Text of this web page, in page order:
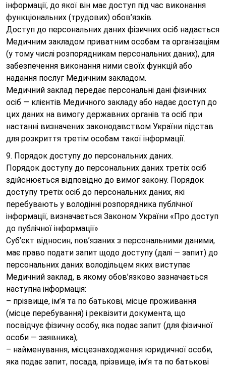
інформації, до якої він має доступ під час виконання
функціональних (трудових) обов’язків.
Доступ до персональних даних фізичних осіб надається
Медичним закладом приватним особам та організаціям
(у тому числі розпорядникам персональних даних), для
забезпечення виконання ними своїх функцій або
надання послуг Медичним закладом.
Медичний заклад передає персональні дані фізичних
осіб — клієнтів Медичного закладу або надає доступ до
цих даних на вимогу державних органів та осіб при
настанні визначених законодавством України підстав
для розкриття третім особам такої інформації.
9. Порядок доступу до персональних даних.
Порядок доступу до персональних даних третіх осіб
здійснюється відповідно до вимог закону. Порядок
доступу третіх осіб до персональних даних, які
перебувають у володінні розпорядника публічної
інформації, визначається Законом України «Про доступ
до публічної інформації»
Суб’єкт відносин, пов’язаних з персональними даними,
має право подати запит щодо доступу (далі — запит) до
персональних даних володільцем яких виступає
Медичний заклад, в якому обов’язково зазначається
наступна інформація:
– прізвище, ім’я та по батькові, місце проживання
(місце перебування) і реквізити документа, що
посвідчує фізичну особу, яка подає запит (для фізичної
особи — заявника);
– найменування, місцезнаходження юридичної особи,
яка подає запит, посада, прізвище, ім’я та по батькові